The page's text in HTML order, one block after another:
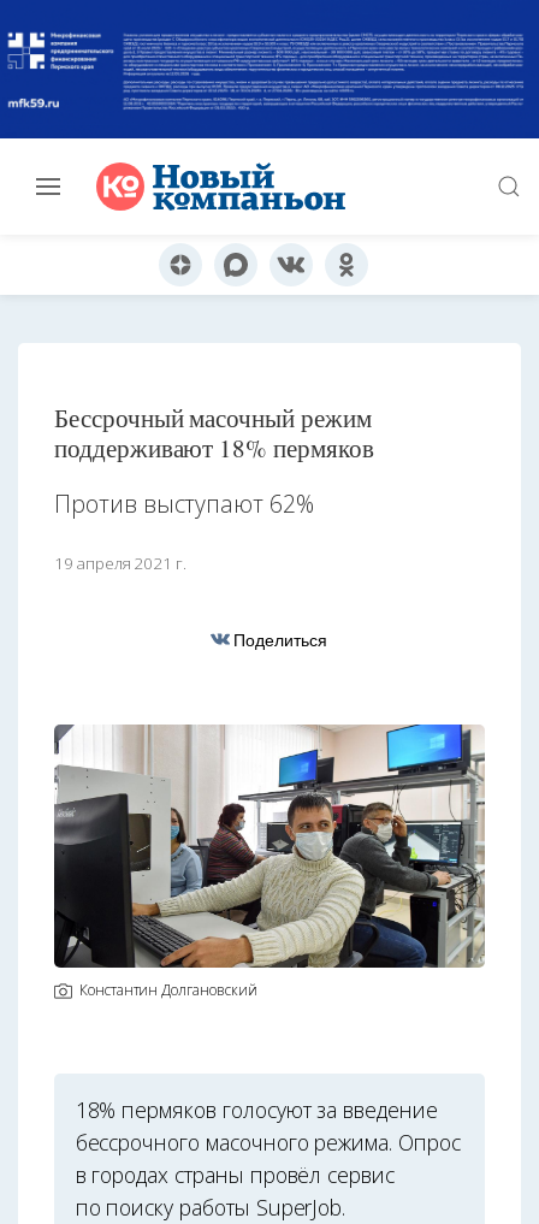
Бессрочный масочный режим
поддерживают 18% пермяков
Против выступают 62%
19 апреля 2021 г.
Поделиться
Константин Долгановский
18% пермяков голосуют за введение
бессрочного масочного режима. Опрос
в городах страны провёл сервис
по поиску работы SuperJob.